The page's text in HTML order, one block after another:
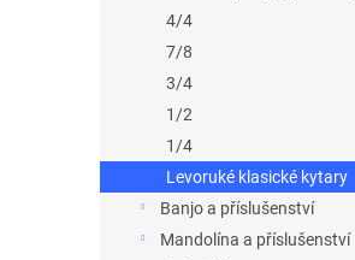
l
4/4
7/8
3/4
1/2
1/4
Levoruké klasické kytary
Banjo a příslušenství
Mandolína a příslušenství